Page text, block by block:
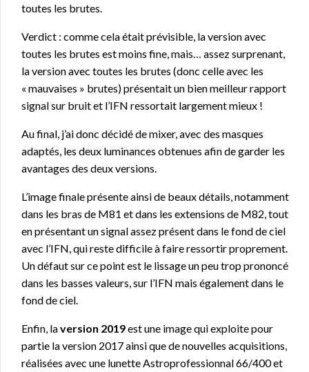
toutes les brutes.
Verdict : comme cela était prévisible, la version avec
toutes les brutes est moins fine, mais… assez surprenant,
la version avec toutes les brutes (donc celle avec les
« mauvaises » brutes) présentait un bien meilleur rapport
signal sur bruit et l’IFN ressortait largement mieux !
Au final, j’ai donc décidé de mixer, avec des masques
adaptés, les deux luminances obtenues afin de garder les
avantages des deux versions.
L’image finale présente ainsi de beaux détails, notamment
dans les bras de M81 et dans les extensions de M82, tout
en présentant un signal assez présent dans le fond de ciel
avec l’IFN, qui reste difficile à faire ressortir proprement.
Un défaut sur ce point est le lissage un peu trop prononcé
dans les basses valeurs, sur l’IFN mais également dans le
fond de ciel.
Enfin, laversion 2019est une image qui exploite pour
partie la version 2017 ainsi que de nouvelles acquisitions,
réalisées avec une lunette Astroprofessionnal 66/400 et